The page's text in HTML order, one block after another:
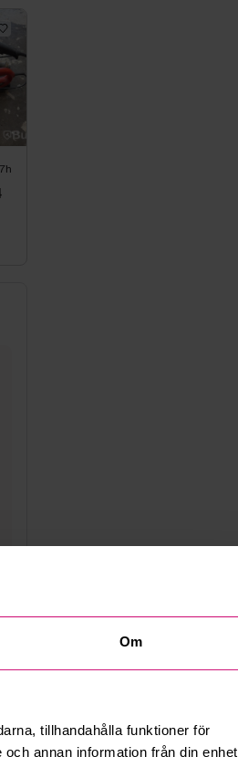
Om
tillhandahålla funktioner för
annan information från din enhet